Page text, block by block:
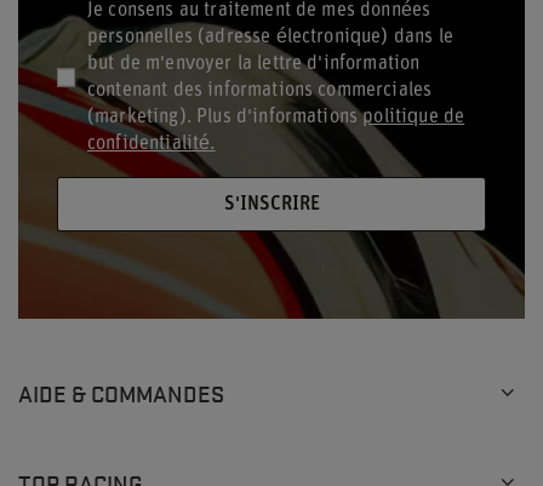
Je consens au traitement de mes données
personnelles (adresse électronique) dans le
but de m'envoyer la lettre d'information
contenant des informations commerciales
(marketing). Plus d'informationspolitique de
confidentialité.
S'INSCRIRE
AIDE & COMMANDES